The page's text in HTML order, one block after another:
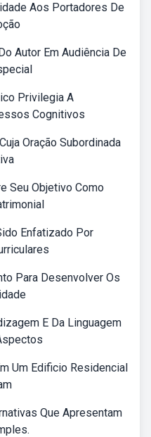
Aos Portadores De
Autor Em Audiência De
Privilegia A
Cognitivos
Oração Subordinada
Seu Objetivo Como
Enfatizado Por
Para Desenvolver Os
E Da Linguagem
Um Edificio Residencial
Que Apresentam